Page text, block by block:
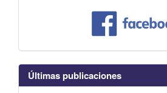
Últimas publicaciones